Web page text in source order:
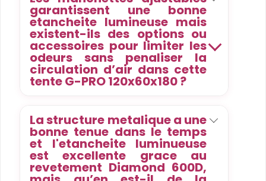
garantissent une bonne
etancheite lumineuse mais
existent-ils des options ou
accessoires pour limiter les
odeurs sans penaliser la
circulation d’air dans cette
tente G-PRO 120x60x180 ?
La structure metalique a une
bonne tenue dans le temps
et l'etancheite luminueuse
est excellente grace au
revetement Diamond 600D,